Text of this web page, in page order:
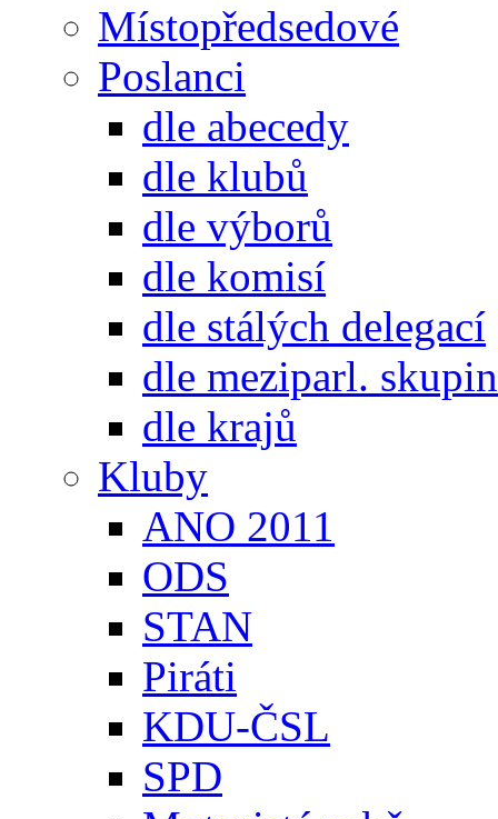
Místopředsedové
Poslanci
dle abecedy
dle klubů
dle výborů
dle komisí
dle stálých delegací
dle meziparl. skupin
dle krajů
Kluby
ANO 2011
ODS
STAN
Piráti
KDU-ČSL
SPD